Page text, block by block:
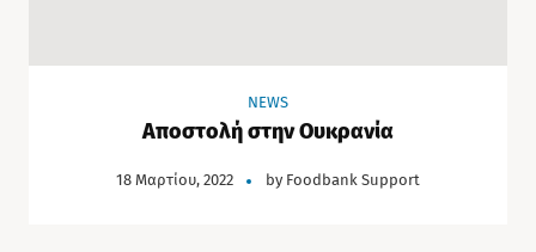
NEWS
Αποστολή στην Ουκρανία
18 Μαρτίου, 2022 by Foodbank Support